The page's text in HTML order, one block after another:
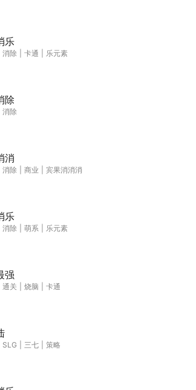
乐
消除 卡通
乐元素
除
消除
消
消除 商业
宾果消消消
乐
消除 萌系
乐元素
强
通关 烧脑
卡通
SLG 三七
策略